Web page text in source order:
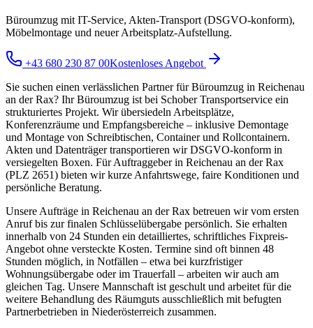
Büroumzug mit IT-Service, Akten-Transport (DSGVO-konform),
Möbelmontage und neuer Arbeitsplatz-Aufstellung.
+43 680 230 87 00Kostenloses Angebot
Sie suchen einen verlässlichen Partner für Büroumzug in Reichenau
an der Rax? Ihr Büroumzug ist bei Schober Transportservice ein
strukturiertes Projekt. Wir übersiedeln Arbeitsplätze,
Konferenzräume und Empfangsbereiche – inklusive Demontage
und Montage von Schreibtischen, Container und Rollcontainern.
Akten und Datenträger transportieren wir DSGVO-konform in
versiegelten Boxen. Für Auftraggeber in Reichenau an der Rax
(PLZ 2651) bieten wir kurze Anfahrtswege, faire Konditionen und
persönliche Beratung.
Unsere Aufträge in Reichenau an der Rax betreuen wir vom ersten
Anruf bis zur finalen Schlüsselübergabe persönlich. Sie erhalten
innerhalb von 24 Stunden ein detailliertes, schriftliches Fixpreis-
Angebot ohne versteckte Kosten. Termine sind oft binnen 48
Stunden möglich, in Notfällen – etwa bei kurzfristiger
Wohnungsübergabe oder im Trauerfall – arbeiten wir auch am
gleichen Tag. Unsere Mannschaft ist geschult und arbeitet für die
weitere Behandlung des Räumguts ausschließlich mit befugten
Partnerbetrieben in Niederösterreich zusammen.